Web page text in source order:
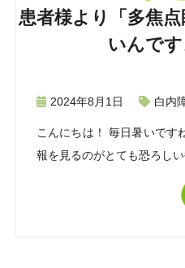
患者様より「多焦
いんです
2024年8月1日 白内
こんにちは！ 毎日暑いです
報を見るのがとても恐ろし